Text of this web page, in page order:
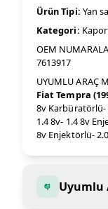
Ürün Tipi: Yan
Kategori:
OEM
7613917
UYUMLU ARAÇ
Fiat Tempra
8v Karbüratörlü-
1.4 8v- 1.4 8v
8v Enjektörlü-
Uyumlu